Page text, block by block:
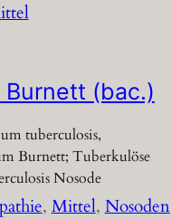
Burnett (bac.)
tuberculosis,
Burnett; Tuberkulöse
Nosode
, Mittel, Nosoden